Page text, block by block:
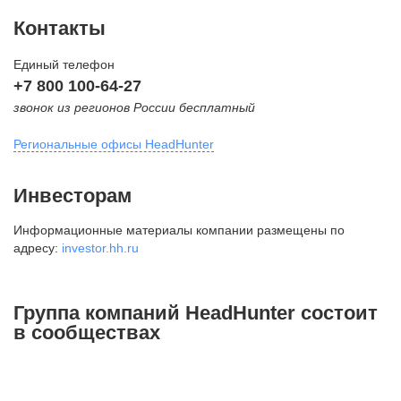
Контакты
Единый телефон
+7 800 100-64-27
звонок из регионов России бесплатный
Региональные офисы HeadHunter
внутригородская территория
Муниципальный округ Тверской,
2-я Брестская ул., д. 48,
+7 495 980-64-27
Инвесторам
Информационные материалы компании размещены по
адресу: investor.hh.ru
Группа компаний HeadHunter состоит
в сообществах